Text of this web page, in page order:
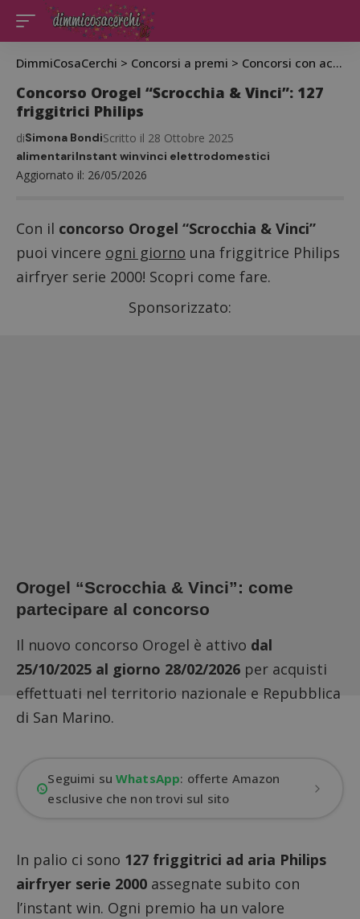
DimmiCosaCerchi > Concorsi a premi > Concorsi con acquisto
Concorso Orogel “Scrocchia & Vinci”: 127
friggitrici Philips
Aggiornato il: 26/05/2026
diSimona BondiScritto il 28 Ottobre 2025
alimentariInstant winvinci elettrodomestici
Con il concorso Orogel “Scrocchia & Vinci”
puoi vincere ogni giorno una friggitrice Philips
airfryer serie 2000! Scopri come fare.
Sponsorizzato:
Orogel “Scrocchia & Vinci”: come
partecipare al concorso
Il nuovo concorso Orogel è attivo dal
25/10/2025 al giorno 28/02/2026 per acquisti
effettuati nel territorio nazionale e Repubblica
di San Marino.
Seguimi suWhatsApp: offerte Amazon
esclusive che non trovi sul sito
In palio ci sono 127 friggitrici ad aria Philips
airfryer serie 2000 assegnate subito con
l’instant win. Ogni premio ha un valore